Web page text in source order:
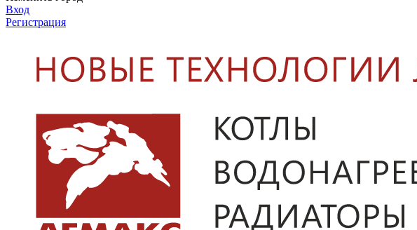
Вход
Регистрация